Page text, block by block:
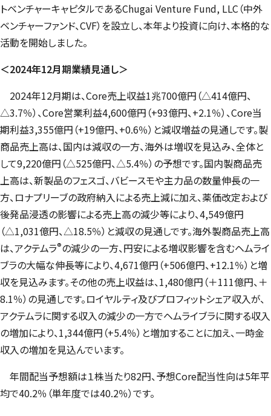
トベンチャーキャピタルであるChugai Venture Fund, LLC（中外
ベンチャーファンド、CVF）を設立し、本年より投資に向け、本格的な
活動を開始しました。
＜2024年12月期業績見通し＞
2024年12月期は、Core売上収益1兆700億円（△414億円、
△3.7％）、Core営業利益4,600億円（+93億円、+2.1％）、Core当
期利益3,355億円（+19億円、+0.6％）と減収増益の見通しです。製
商品売上高は、国内は減収の一方、海外は増収を見込み、全体と
して9,220億円（△525億円、△5.4％）の予想です。国内製商品売
上高は、新製品のフェスゴ、バビースモや主力品の数量伸長の一
方、ロナプリーブの政府納入による売上減に加え、薬価改定および
後発品浸透の影響による売上高の減少等により、4,549億円
（△1,031億円、△18.5％）と減収の見通しです。海外製商品売上高
は、アクテムラ®の減少の一方、円安による増収影響を含むヘムライ
ブラの大幅な伸長等により、4,671億円（+506億円、+12.1％）と増
収を見込みます。その他の売上収益は、1,480億円（＋111億円、＋
8.1％）の見通しです。ロイヤルティ及びプロフィットシェア収入が、
アクテムラに関する収入の減少の一方でヘムライブラに関する収入
の増加により、1,344億円（+5.4％）と増加することに加え、一時金
収入の増加を見込んでいます。
年間配当予想額は１株当たり82円、予想Core配当性向は5年平
均で40.2％（単年度では40.2％）です。